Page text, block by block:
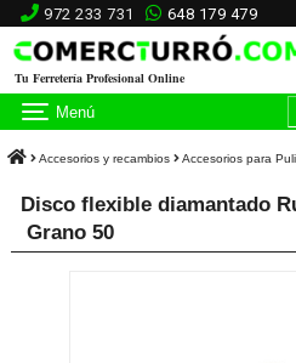
972 233 731 648 179 479
Tu Ferretería Profesional Online
Menú
Accesorios y recambios Accesorios para
Disco flexible diamantado
Grano 50